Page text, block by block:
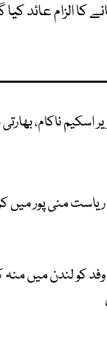
کا الزام عائد
اسکیم ناکام،
ریاست منی پور میں
وفد کو لندن میں